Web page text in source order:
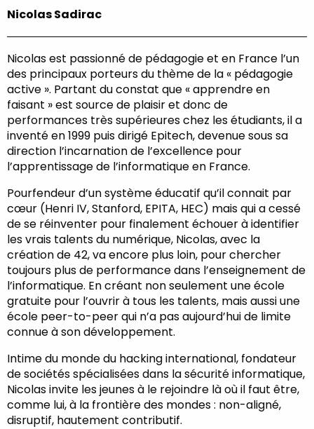
Nicolas Sadirac
Nicolas est passionné de pédagogie et en France l’un
des principaux porteurs du thème de la « pédagogie
active ». Partant du constat que « apprendre en
faisant » est source de plaisir et donc de
performances très supérieures chez les étudiants, il a
inventé en 1999 puis dirigé Epitech, devenue sous sa
direction l’incarnation de l’excellence pour
l’apprentissage de l’informatique en France.
Pourfendeur d’un système éducatif qu’il connait par
cœur (Henri IV, Stanford, EPITA, HEC) mais qui a cessé
de se réinventer pour finalement échouer à identifier
les vrais talents du numérique, Nicolas, avec la
création de 42, va encore plus loin, pour chercher
toujours plus de performance dans l’enseignement de
l’informatique. En créant non seulement une école
gratuite pour l’ouvrir à tous les talents, mais aussi une
école peer-to-peer qui n’a pas aujourd’hui de limite
connue à son développement.
Intime du monde du hacking international, fondateur
de sociétés spécialisées dans la sécurité informatique,
Nicolas invite les jeunes à le rejoindre là où il faut être,
comme lui, à la frontière des mondes : non-aligné,
disruptif, hautement contributif.